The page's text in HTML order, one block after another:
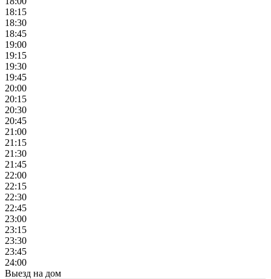
18:15
18:30
18:45
19:00
19:15
19:30
19:45
20:00
20:15
20:30
20:45
21:00
21:15
21:30
21:45
22:00
22:15
22:30
22:45
23:00
23:15
23:30
23:45
24:00
Выезд на дом